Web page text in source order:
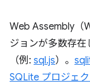
Web Assembly（
ジョンが多数存
（例: sql.js）。
SQLite プロジェ